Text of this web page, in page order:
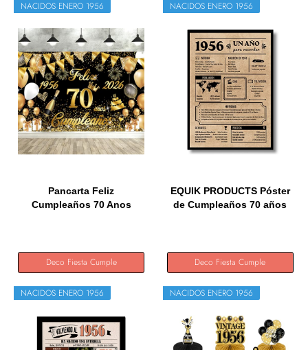
NACIDOS ENERO 1956
Pancarta Feliz
Cumpleaños 70 Anos
Deco Fiesta Cumple
NACIDOS ENERO 1956
EQUIK PRODUCTS Póster
de Cumpleaños 70 años
Deco Fiesta Cumple
NACIDOS ENERO 1956 NACIDOS ENERO 1956